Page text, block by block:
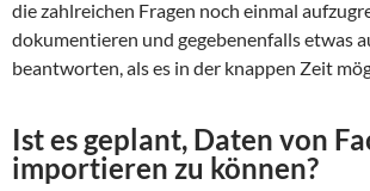
die zahlreichen Fragen noch einmal
dokumentieren und gegebenenfalls etwas
beantworten, als es in der knappen Zeit
Ist es geplant, Daten von
importieren zu können?